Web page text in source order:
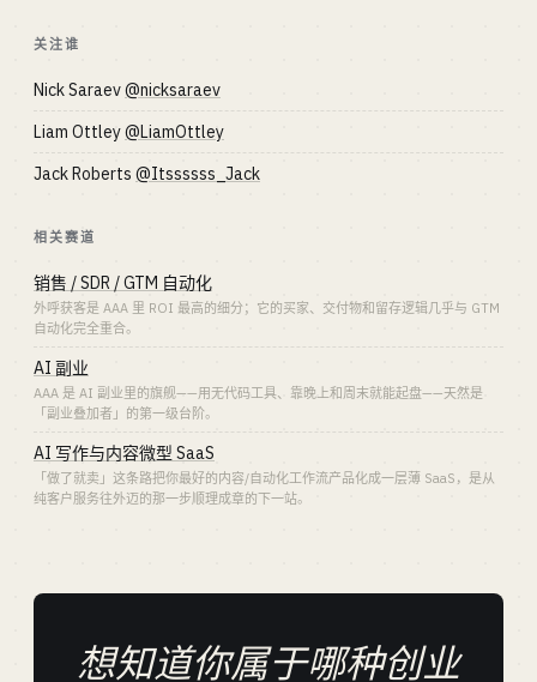
关注谁
Nick Saraev@nicksaraev
Liam Ottley@LiamOttley
Jack Roberts @Itssssss_Jack
相关赛道
销售 / SDR / GTM 自动化
外呼获客是 AAA 里 ROI 最高的细分；它的买家、交付物和留存逻辑几乎与 GTM
自动化完全重合。
AI 副业
AAA 是 AI 副业里的旗舰——用无代码工具、靠晚上和周末就能起盘——天然是
「副业叠加者」的第一级台阶。
AI 写作与内容微型 SaaS
「做了就卖」这条路把你最好的内容/自动化工作流产品化成一层薄 SaaS，是从
纯客户服务往外迈的那一步顺理成章的下一站。
想知道你属于哪种创业